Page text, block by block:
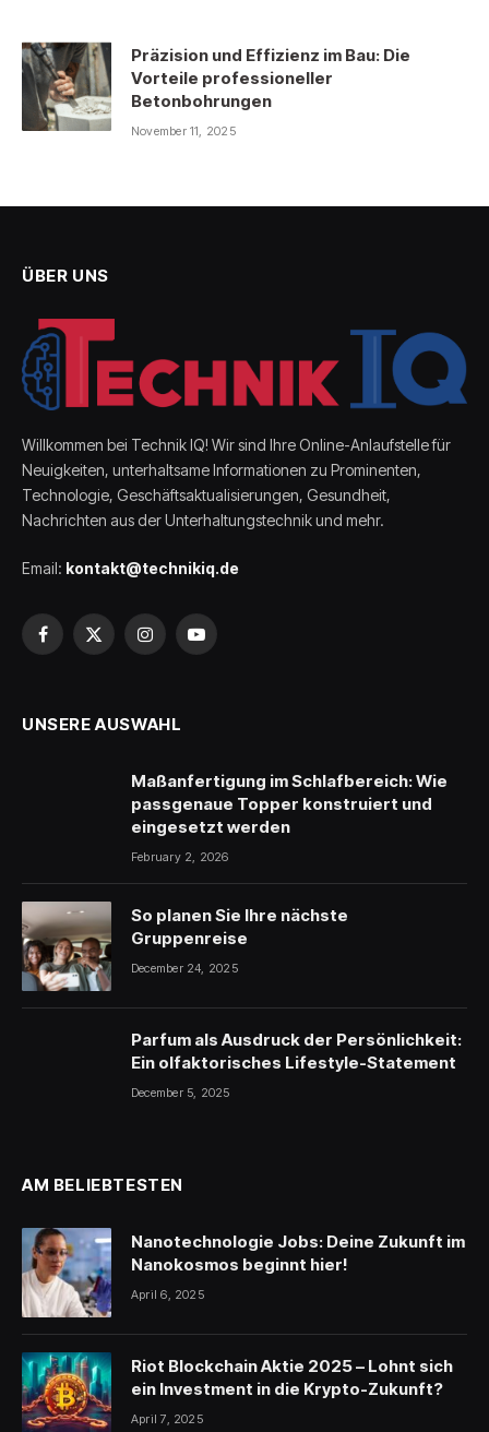
Präzision und Effizienz im Bau: Die
Vorteile professioneller
Betonbohrungen
November 11, 2025
ÜBER UNS
Willkommen bei Technik IQ! Wir sind Ihre Online-Anlaufstelle für
Neuigkeiten, unterhaltsame Informationen zu Prominenten,
Technologie, Geschäftsaktualisierungen, Gesundheit,
Nachrichten aus der Unterhaltungstechnik und mehr.
Email: kontakt@technikiq.de
Facebook
X
InstagramYouTube
UNSERE AUSWAHL
Maßanfertigung im Schlafbereich: Wie
passgenaue Topper konstruiert und
eingesetzt werden
February 2, 2026
So planen Sie Ihre nächste
Gruppenreise
December 24, 2025
Parfum als Ausdruck der Persönlichkeit:
Ein olfaktorisches Lifestyle-Statement
December 5, 2025
AM BELIEBTESTEN
Nanotechnologie Jobs: Deine Zukunft im
Nanokosmos beginnt hier!
April 6, 2025
Riot Blockchain Aktie 2025 – Lohnt sich
ein Investment in die Krypto-Zukunft?
April 7, 2025